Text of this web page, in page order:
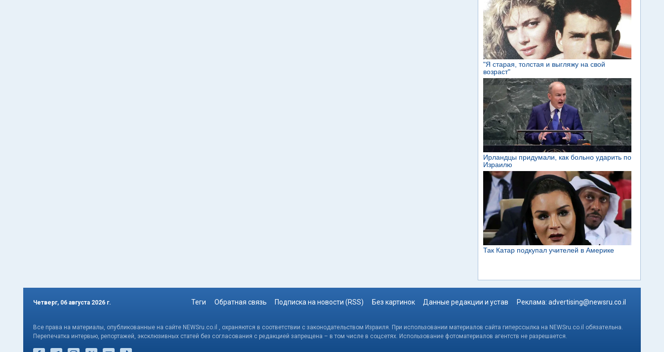
Четверг, 06 августа 2026 г. Теги Обратная связь Подписка на новости (RSS) Без картинок Данные редакции и устав Реклама: advertising@newsru.co.il
Все права на материалы, опубликованные на сайте NEWSru.co.il , охраняются в соответствии с законодательством Израиля. При использовании материалов сайта гиперссылка на NEWSru.co.il обязательна.
Перепечатка интервью, репортажей, эксклюзивных статей без согласования с редакцией запрещена – в том числе в соцсетях. Использование фотоматериалов агентств не разрешается.